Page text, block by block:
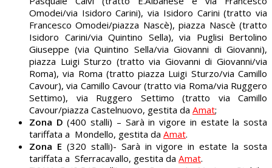
Omodei/via Isidoro Carini), via Isidoro Carini (tratto via
Francesco Omodei/piazza Nascè), piazza Nascè (tratto
Isidoro Carini/via Quintino Sella), via Puglisi Bertolino
Giuseppe (via Quintino Sella/via Giovanni di Giovanni),
piazza Luigi Sturzo (tratto via Giovanni di Giovanni/via
Roma), via Roma (tratto piazza Luigi Sturzo/via Camillo
Cavour), via Camillo Cavour (tratto via Roma/via Ruggero
Settimo), via Ruggero Settimo (tratto via Camillo
Cavour/piazza Castelnuovo, gestita da Amat;
Zona D(400 stalli) – Sarà in vigore in estate la sosta
tariffata a Mondello, gestita da Amat.
Zona E(320 stalli)- Sarà in vigore in estate la sosta
tariffata a Sferracavallo, gestita da Amat.